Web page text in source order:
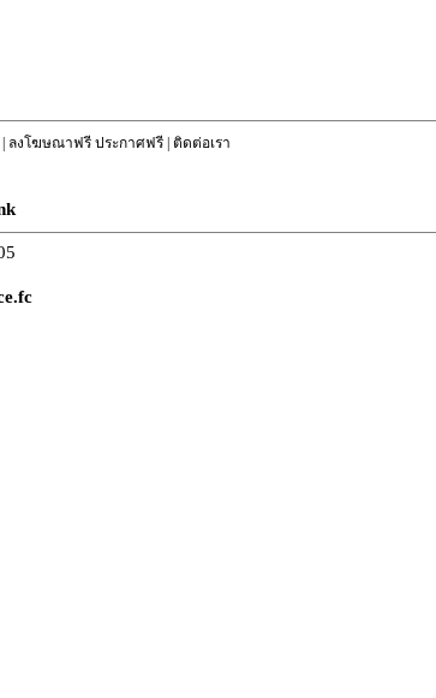
| ลงโฆษณาฟรี ประกาศฟรี| ติดต่อเรา